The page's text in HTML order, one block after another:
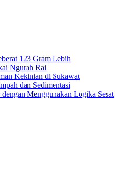
123 Gram Lebih
Ngurah Rai
Kekinian di Sukawat
dan Sedimentasi
Menggunakan Logika Sesat